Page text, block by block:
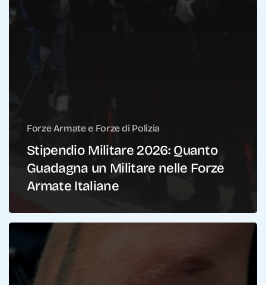
Forze Armate e Forze di Polizia
Stipendio Militare 2026: Quanto
Guadagna un Militare nelle Forze
Armate Italiane